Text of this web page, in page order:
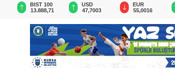
BIST 100
13.888,71
USD
47,7003
EUR
55,0016